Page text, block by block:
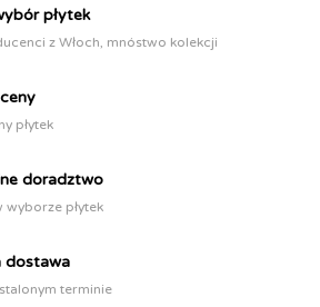
płytek
z Włoch, mnóstwo kolekcji
płytek
doradztwo
wyborze płytek
dostawa
terminie